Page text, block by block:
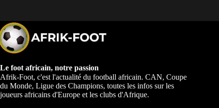
Le foot africain, notre passion
Afrik-Foot, c'est l'actualité du football africain. CAN, Coupe
du Monde, Ligue des Champions, toutes les infos sur les
joueurs africains d'Europe et les clubs d'Afrique.